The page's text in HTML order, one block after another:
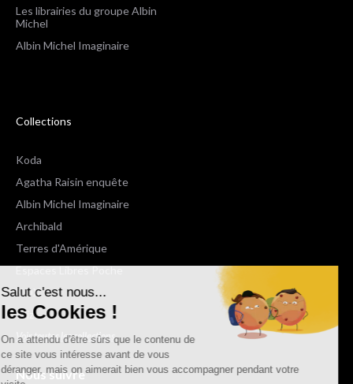
Salut c'est nous...
les Cookies !
On a attendu d'être sûrs que le contenu de
ce site vous intéresse avant de vous
déranger, mais on aimerait bien vous accompagner pendant votre
Les librairies du groupe Albin
Michel
Albin Michel Imaginaire
Collections
Koda
Agatha Raisin enquête
Albin Michel Imaginaire
Archibald
Terres d'Amérique
Espaces Libres Poche
NOX
Wiz
Voir toutes les collections
Nous suivre